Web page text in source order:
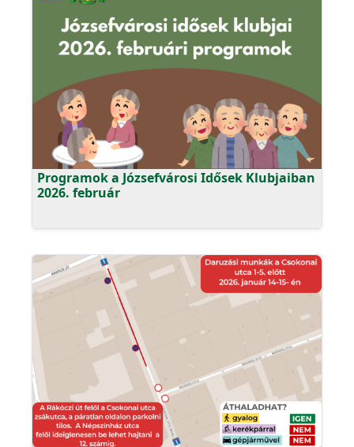
Programok a Józsefvárosi Idősek Klubjaiban
2026. február